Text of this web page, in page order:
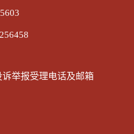
举报受理电话及邮箱